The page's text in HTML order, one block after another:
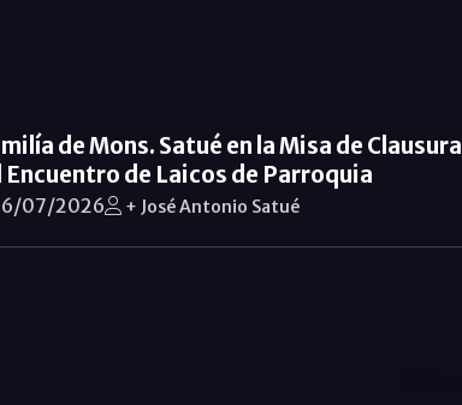
de Mons. Satué en la Misa de Clausura
Encuentro de Laicos de Parroquia
07/2026 + José Antonio Satué